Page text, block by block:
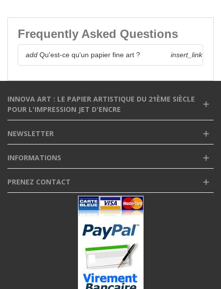
Frequently Asked Questions
add Qu'est-ce qu'un papier fine art ? insert_link
INNOVA ART : LE PAPIER ARTISTIQUE DU 21ÈME SIÈCLE
POUR L'IMPRESSION JET D'ENCRE
NEWSLETTER
INFORMATIONS
PRENEZ CONTACT